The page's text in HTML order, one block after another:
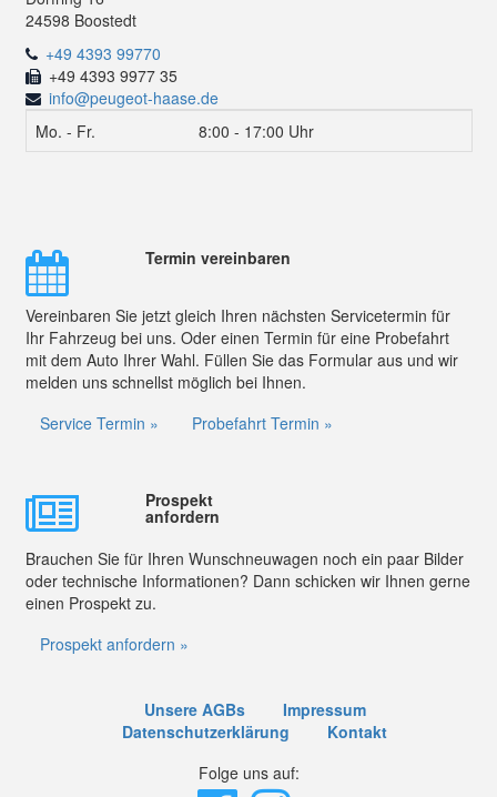
24598 Boostedt
+49 4393 99770
+49 4393 9977 35
info@peugeot-haase.de
Mo. - Fr.
8:00 - 17:00 Uhr
Termin vereinbaren
Vereinbaren Sie jetzt gleich Ihren nächsten Servicetermin für
Ihr Fahrzeug bei uns. Oder einen Termin für eine Probefahrt
mit dem Auto Ihrer Wahl. Füllen Sie das Formular aus und wir
melden uns schnellst möglich bei Ihnen.
Service Termin »
Probefahrt Termin »
Prospekt
anfordern
Brauchen Sie für Ihren Wunschneuwagen noch ein paar Bilder
oder technische Informationen? Dann schicken wir Ihnen gerne
einen Prospekt zu.
Prospekt anfordern »
Unsere AGBs
Impressum
Datenschutzerklärung
Kontakt
Folge uns auf: